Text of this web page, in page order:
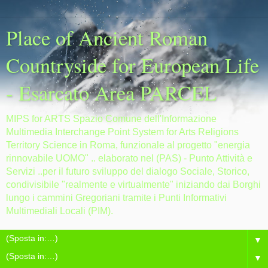
Place of Ancient Roman
Countryside for European Life
- Esarcato Area PARCEL
MIPS for ARTS Spazio Comune dell'Informazione
Multimedia Interchange Point System for Arts Religions
Territory Science in Roma, funzionale al progetto "energia
rinnovabile UOMO" .. elaborato nel (PAS) - Punto Attività e
Servizi ..per il futuro sviluppo del dialogo Sociale, Storico,
condivisibile "realmente e virtualmente" iniziando dai Borghi
lungo i cammini Gregoriani tramite i Punti Informativi
Multimediali Locali (PIM).
▼
▼